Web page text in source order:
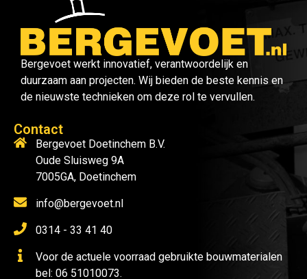
Bergevoet werkt innovatief, verantwoordelijk en
duurzaam aan projecten. Wij bieden de beste kennis en
de nieuwste technieken om deze rol te vervullen.
Contact
Bergevoet Doetinchem B.V.
Oude Sluisweg 9A
7005GA, Doetinchem
info@bergevoet.nl
0314 - 33 41 40
Voor de actuele voorraad gebruikte bouwmaterialen
bel: 06 51010073.